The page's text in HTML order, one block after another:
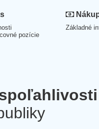
pozície
Základné